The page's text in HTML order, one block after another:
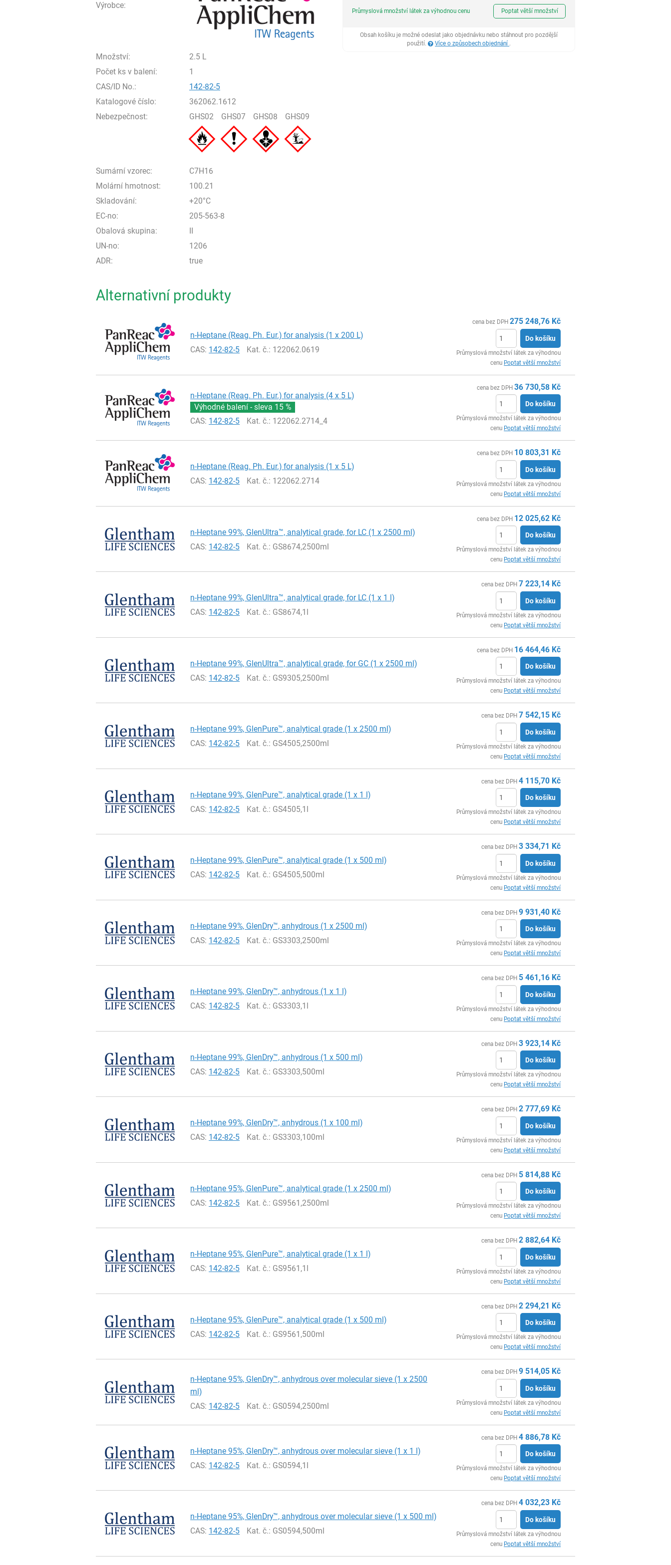
Výrobce:
Množství:
2.5 L
Počet ks v balení:
1
CAS/ID No.:
142-82-5
Katalogové číslo:
362062.1612
Nebezpečnost:
GHS02 GHS07 GHS08 GHS09
Sumární vzorec:
C7H16
Molární hmotnost:
100.21
Skladování:
+20°C
EC-no:
205-563-8
Obalová skupina:
II
UN-no:
1206
ADR:
true
Průmyslová množství látek za výhodnou cenu Poptat větší množství
Obsah košíku je možné odeslat jako objednávku nebo stáhnout pro pozdější
použití.
Více o způsobech objednání .
Alternativní produkty
n-Heptane (Reag. Ph. Eur.) for analysis (1 x 200 L)
CAS: 142-82-5 Kat. č.: 122062.0619
cena bez DPH 275 248,76 Kč
Do košíku
Průmyslová množství látek za výhodnou
cenu Poptat větší množství
n-Heptane (Reag. Ph. Eur.) for analysis (4 x 5 L)
Výhodné balení - sleva 15 %
CAS: 142-82-5 Kat. č.: 122062.2714_4
cena bez DPH 36 730,58 Kč
Do košíku
Průmyslová množství látek za výhodnou
cenu Poptat větší množství
n-Heptane (Reag. Ph. Eur.) for analysis (1 x 5 L)
CAS: 142-82-5 Kat. č.: 122062.2714
cena bez DPH 10 803,31 Kč
Do košíku
Průmyslová množství látek za výhodnou
cenu Poptat větší množství
n-Heptane 99%, GlenUltra™, analytical grade, for LC (1 x 2500 ml)
CAS: 142-82-5 Kat. č.: GS8674,2500ml
cena bez DPH 12 025,62 Kč
Do košíku
Průmyslová množství látek za výhodnou
cenu Poptat větší množství
n-Heptane 99%, GlenUltra™, analytical grade, for LC (1 x 1 l)
CAS: 142-82-5 Kat. č.: GS8674,1l
cena bez DPH 7 223,14 Kč
Do košíku
Průmyslová množství látek za výhodnou
cenu Poptat větší množství
n-Heptane 99%, GlenUltra™, analytical grade, for GC (1 x 2500 ml)
CAS: 142-82-5 Kat. č.: GS9305,2500ml
cena bez DPH 16 464,46 Kč
Do košíku
Průmyslová množství látek za výhodnou
cenu Poptat větší množství
n-Heptane 99%, GlenPure™, analytical grade (1 x 2500 ml)
CAS: 142-82-5 Kat. č.: GS4505,2500ml
cena bez DPH 7 542,15 Kč
Do košíku
Průmyslová množství látek za výhodnou
cenu Poptat větší množství
n-Heptane 99%, GlenPure™, analytical grade (1 x 1 l)
CAS: 142-82-5 Kat. č.: GS4505,1l
cena bez DPH 4 115,70 Kč
Do košíku
Průmyslová množství látek za výhodnou
cenu Poptat větší množství
n-Heptane 99%, GlenPure™, analytical grade (1 x 500 ml)
CAS: 142-82-5 Kat. č.: GS4505,500ml
cena bez DPH 3 334,71 Kč
Do košíku
Průmyslová množství látek za výhodnou
cenu Poptat větší množství
n-Heptane 99%, GlenDry™, anhydrous (1 x 2500 ml)
CAS: 142-82-5 Kat. č.: GS3303,2500ml
cena bez DPH 9 931,40 Kč
Do košíku
Průmyslová množství látek za výhodnou
cenu Poptat větší množství
n-Heptane 99%, GlenDry™, anhydrous (1 x 1 l)
CAS: 142-82-5 Kat. č.: GS3303,1l
cena bez DPH 5 461,16 Kč
Do košíku
Průmyslová množství látek za výhodnou
cenu Poptat větší množství
n-Heptane 99%, GlenDry™, anhydrous (1 x 500 ml)
CAS: 142-82-5 Kat. č.: GS3303,500ml
cena bez DPH 3 923,14 Kč
Do košíku
Průmyslová množství látek za výhodnou
cenu Poptat větší množství
n-Heptane 99%, GlenDry™, anhydrous (1 x 100 ml)
CAS: 142-82-5 Kat. č.: GS3303,100ml
cena bez DPH 2 777,69 Kč
Do košíku
Průmyslová množství látek za výhodnou
cenu Poptat větší množství
n-Heptane 95%, GlenPure™, analytical grade (1 x 2500 ml)
CAS: 142-82-5 Kat. č.: GS9561,2500ml
cena bez DPH 5 814,88 Kč
Do košíku
Průmyslová množství látek za výhodnou
cenu Poptat větší množství
n-Heptane 95%, GlenPure™, analytical grade (1 x 1 l)
CAS: 142-82-5 Kat. č.: GS9561,1l
cena bez DPH 2 882,64 Kč
Do košíku
Průmyslová množství látek za výhodnou
cenu Poptat větší množství
n-Heptane 95%, GlenPure™, analytical grade (1 x 500 ml)
CAS: 142-82-5 Kat. č.: GS9561,500ml
cena bez DPH 2 294,21 Kč
Do košíku
Průmyslová množství látek za výhodnou
cenu Poptat větší množství
n-Heptane 95%, GlenDry™, anhydrous over molecular sieve (1 x 2500
ml)
CAS: 142-82-5 Kat. č.: GS0594,2500ml
cena bez DPH 9 514,05 Kč
Do košíku
Průmyslová množství látek za výhodnou
cenu Poptat větší množství
n-Heptane 95%, GlenDry™, anhydrous over molecular sieve (1 x 1 l)
CAS: 142-82-5 Kat. č.: GS0594,1l
cena bez DPH 4 886,78 Kč
Do košíku
Průmyslová množství látek za výhodnou
cenu Poptat větší množství
n-Heptane 95%, GlenDry™, anhydrous over molecular sieve (1 x 500 ml)
CAS: 142-82-5 Kat. č.: GS0594,500ml
cena bez DPH 4 032,23 Kč
Do košíku
Průmyslová množství látek za výhodnou
cenu Poptat větší množství